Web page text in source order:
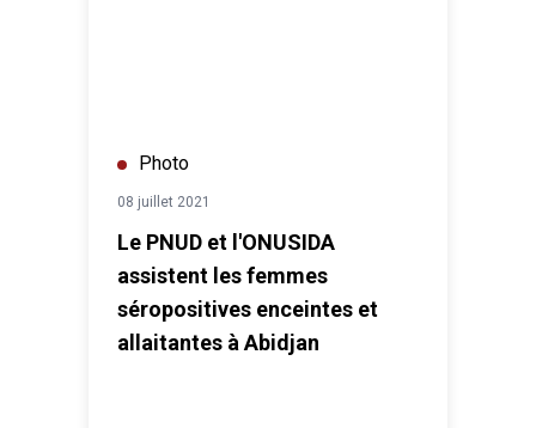
Photo
08 juillet 2021
Le PNUD et l'ONUSIDA
assistent les femmes
séropositives enceintes et
allaitantes à Abidjan